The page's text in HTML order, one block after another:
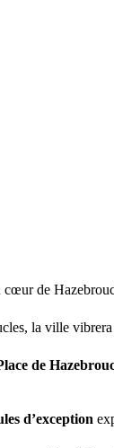
cœur de
la ville
de
d’exception